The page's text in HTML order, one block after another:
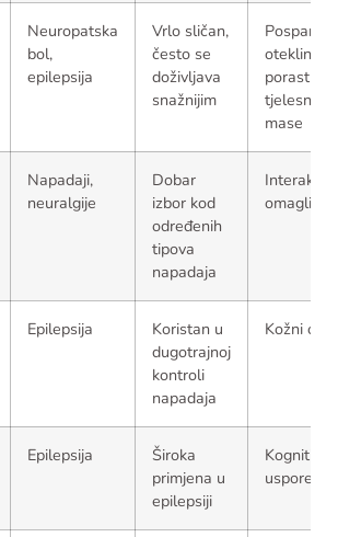
Neuropatska
bol,
epilepsija
Vrlo sličan,
često se
doživljava
snažnijim
oteklina,
porast
tjelesne
mase
Napadaji,
neuralgije
Dobar
izbor kod
određenih
tipova
napadaja
omaglica
Epilepsija
Koristan u
dugotrajnoj
kontroli
napadaja
Kožni osip
Epilepsija
Široka
primjena u
epilepsiji
Kognitivno
usporenje